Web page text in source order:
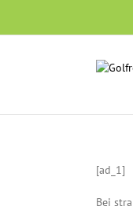
content
[ad_1]
Bei